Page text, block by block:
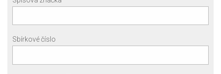
Sbírkové číslo